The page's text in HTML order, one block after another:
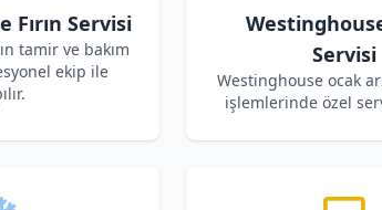
Fırın Servisi
tamir ve bakım
ekip ile
Servisi
Westinghouse ocak
işlemlerinde özel